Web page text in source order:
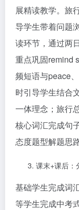
展精读教学。旅
导学生带着问题
读环节，通过两
重点巩固remind
频短语与peace
时引导学生结合
一体理念；旅行
核心词汇完成句
态度题型解题思路
课末+课后：
基础学生完成词
等学生完成中考